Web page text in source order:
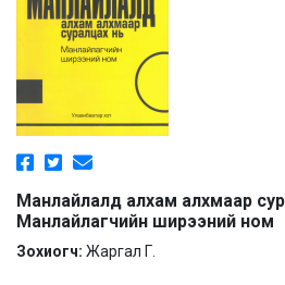
Манлайлалд алхам алхмаар
Манлайлагчийн ширээний ном
Зохиогч: Жаргал Г.